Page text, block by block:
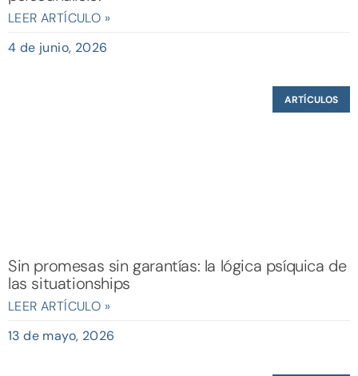
LEER ARTÍCULO »
4 de junio, 2026
ARTÍCULOS
Sin promesas sin garantías: la lógica psíquica de
las situationships
LEER ARTÍCULO »
13 de mayo, 2026